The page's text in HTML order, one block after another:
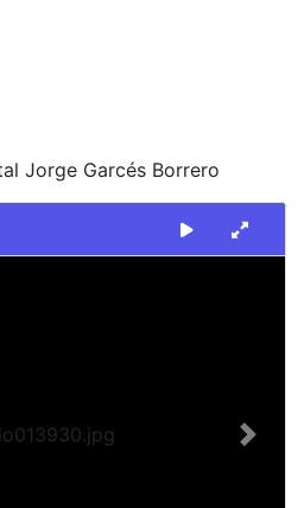
Jorge Garcés Borrero
Next